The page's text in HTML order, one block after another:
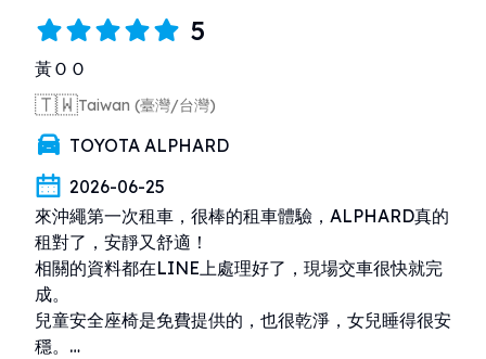
然而，此次仍在辦理手續時造成您的不便，我們深感抱
歉。
我們會認真看待您提出的寶貴意見，並盡快改善相關問
題，持續提升服務品質，讓每位顧客都能更加安心地使
用我們的服務。
再次感謝您提供寶貴的意見。
5
黃ＯＯ
🇹🇼Taiwan (臺灣/台灣)
TOYOTA ALPHARD
2026-06-25
來沖繩第一次租車，很棒的租車體驗，ALPHARD真的
租對了，安靜又舒適！
相關的資料都在LINE上處理好了，現場交車很快就完
成。
兒童安全座椅是免費提供的，也很乾淨，女兒睡得很安
穩。